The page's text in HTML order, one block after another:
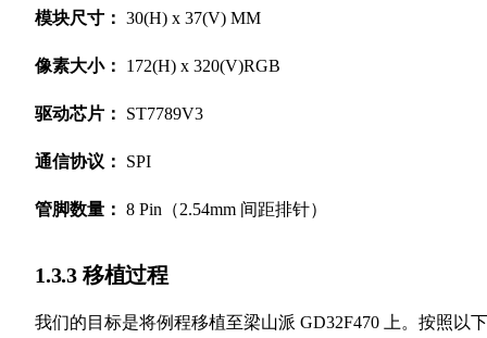
模块尺寸： 30(H) x 37(V) MM
像素大小： 172(H) x 320(V)RGB
驱动芯片： ST7789V3
通信协议： SPI
管脚数量： 8 Pin（2.54mm 间距排针）
1.3.3 移植过程
我们的目标是将例程移植至梁山派 GD32F470 上。按照以下